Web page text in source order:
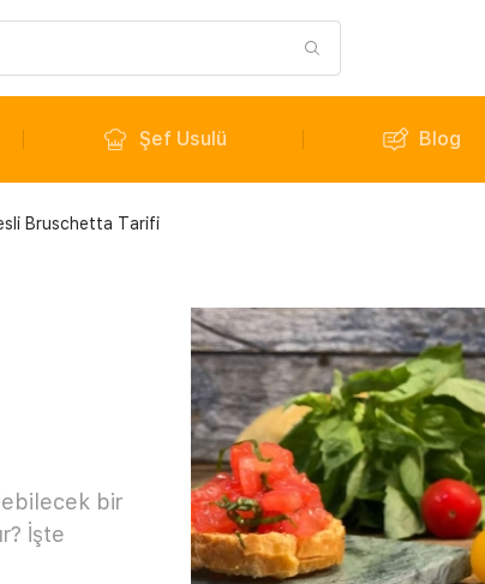
Şef Usulü Blog
Bruschetta Tarifi
bir
İşte